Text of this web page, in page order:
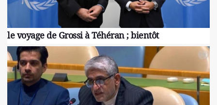
le voyage de Grossi à Téhéran ; bientôt